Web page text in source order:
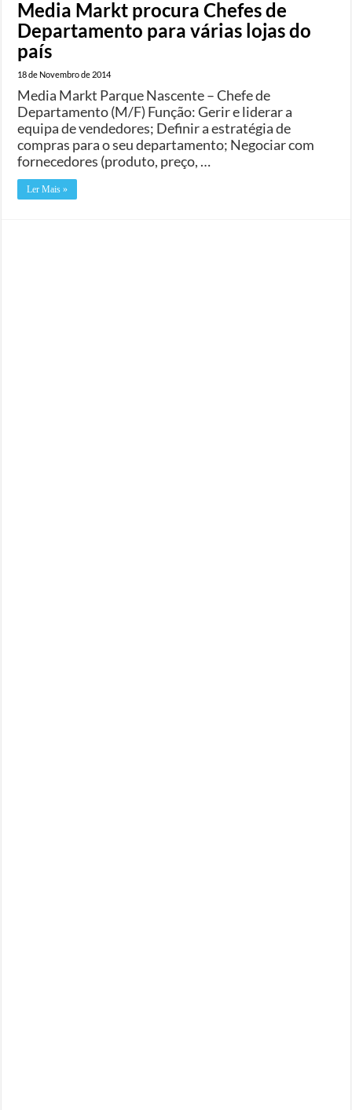
Media Markt procura Chefes de
Departamento para várias lojas do
país
18 de Novembro de 2014
Media Markt Parque Nascente – Chefe de
Departamento (M/F) Função: Gerir e liderar a
equipa de vendedores; Definir a estratégia de
compras para o seu departamento; Negociar com
fornecedores (produto, preço, …
Ler Mais »